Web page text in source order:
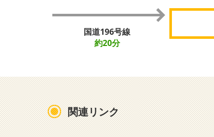
国道196号線
約20分
関連リンク